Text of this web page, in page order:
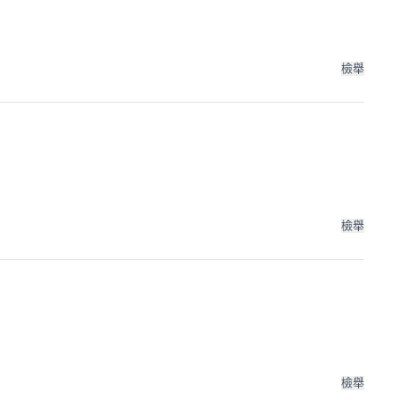
檢舉
檢舉
檢舉